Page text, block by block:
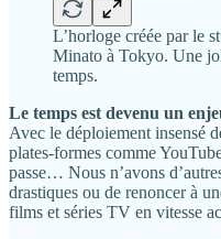
L’horloge créée par le
Minato à Tokyo. Une
temps.
Le temps est devenu un
Avec le déploiement insensé
plates-formes comme
passe… Nous n’avons
drastiques ou de renoncer à
films et séries TV en vitesse